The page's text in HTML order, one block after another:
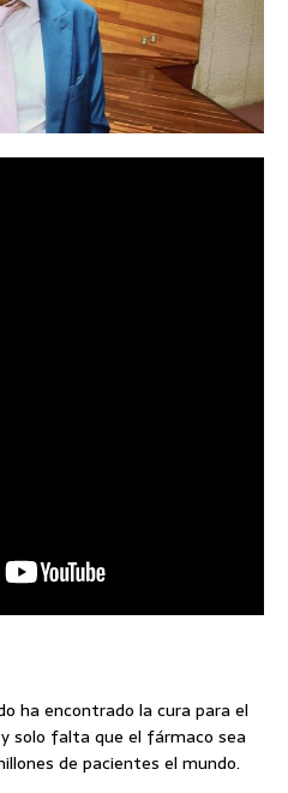
ha encontrado la cura para el
solo falta que el fármaco sea
de pacientes el mundo.